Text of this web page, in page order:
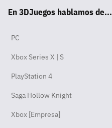
pp
ok
En 3DJuegos hablamos de...
PC
Xbox Series X | S
PlayStation 4
Saga Hollow Knight
Xbox [Empresa]